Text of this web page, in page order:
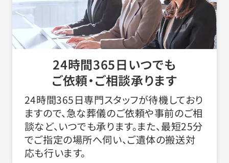
24時間365日いつでも
ご依頼・ご相談承ります
24時間365日専門スタッフが待機しており
ますので、急な葬儀のご依頼や事前のご相
談など、いつでも承ります。また、最短25分
でご指定の場所へ伺い、ご遺体の搬送対
応も行います。